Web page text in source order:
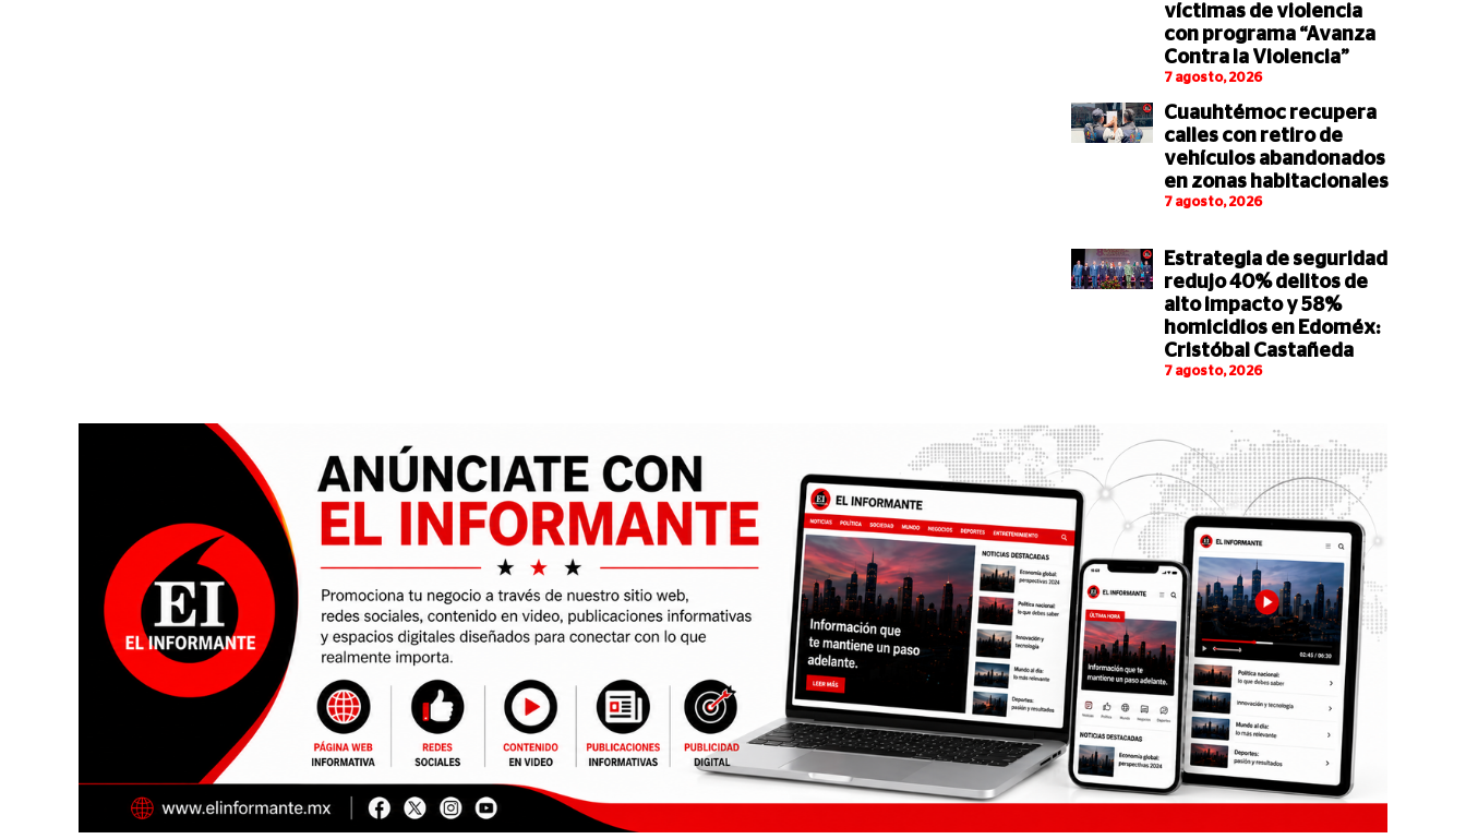
víctimas de violencia
con programa “Avanza
Contra la Violencia”
7 agosto, 2026
Cuauhtémoc recupera
calles con retiro de
vehículos abandonados
en zonas habitacionales
7 agosto, 2026
Estrategia de seguridad
redujo 40% delitos de
alto impacto y 58%
homicidios en Edoméx:
Cristóbal Castañeda
7 agosto, 2026